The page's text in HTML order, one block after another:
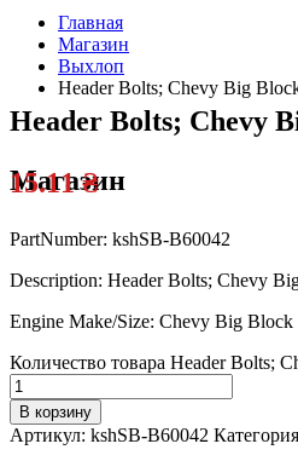
Главная
Магазин
Выхлоп
Header Bolts; Chevy Big
Магазин
Header Bolts; Chevy
15.11₴
PartNumber: kshSB-B60042
Description: Header Bolts; Chevy
Engine Make/Size: Chevy Big Block
Количество товара Header Bolts;
В корзину
Артикул: kshSB-B60042